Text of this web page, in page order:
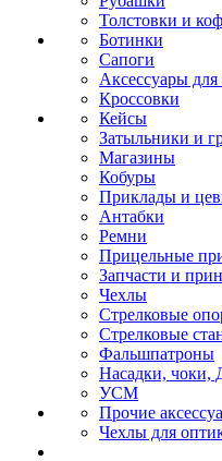
Толстовки и
Ботинки
Сапоги
Аксессуары для
Кроссовки
Кейсы
Затыльники и
Магазины
Кобуры
Приклады и
Антабки
Ремни
Прицельные
Запчасти и
Чехлы
Стрелковые
Стрелковые
Фальшпатроны
Насадки, чоки,
УСМ
Прочие
Чехлы для